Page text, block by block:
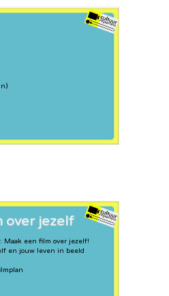
Maak een film over jezelf!
en jouw leven in beeld
over jezelf